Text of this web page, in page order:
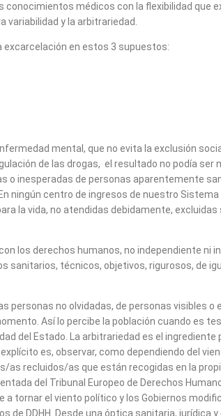
médicos con la flexibilidad que
y la arbitrariedad.
excarcelación en estos 3 supuestos:
mental, que no evita la exclusión
de las drogas, el resultado no podía ser
o inesperadas de personas aparentemente
ningún centro de ingresos de nuestro
la vida, no atendidas debidamente,
los derechos humanos, no independiente ni
técnicos, objetivos, rigurosos, de
personas no olvidadas, de personas visibles
Así lo percibe la población cuando es
del Estado. La arbitrariedad es el
es, observar, como dependiendo del
recluidos/as que están recogidas en la
del Tribunal Europeo de Derechos
tornar el viento político y los Gobiernos
DDHH. Desde una óptica sanitaria,